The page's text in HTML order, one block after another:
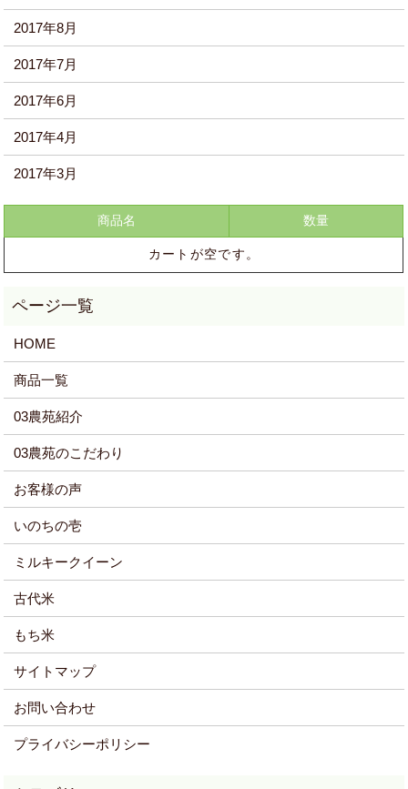
2017年8月
2017年7月
2017年6月
2017年4月
2017年3月
商品名 数量
カートが空です。
HOME
商品一覧
03農苑紹介
03農苑のこだわり
お客様の声
いのちの壱
ミルキークイーン
古代米
もち米
サイトマップ
お問い合わせ
プライバシーポリシー